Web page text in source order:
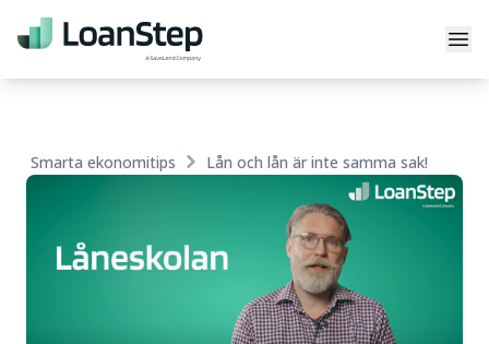
Skip to content
Till startsidan
Smarta ekonomitips Lån och lån är inte samma sak!